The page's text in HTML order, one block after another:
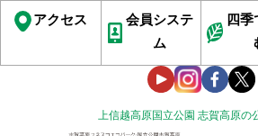
上信越高原国立公園 志賀高原の
アクセス
会員システ
ム
四季